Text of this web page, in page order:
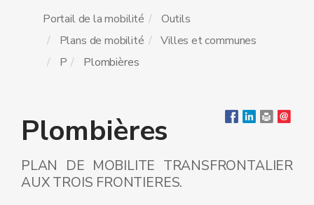
Portail de la mobilité
Outils
Plans de mobilité
Villes et communes
P
Plombières
Plombières
PLAN DE MOBILITE TRANSFRONTALIER
AUX TROIS FRONTIERES.